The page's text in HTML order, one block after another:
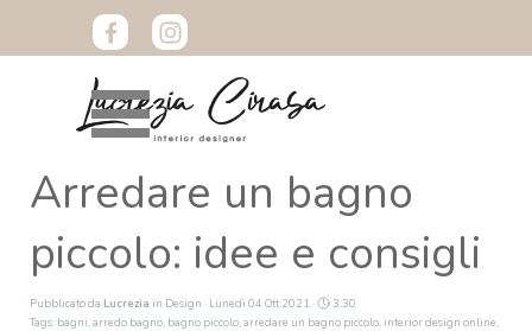
Arredare un bagno
piccolo: idee e consigli
Pubblicato da Lucrezia in Design · Lunedì 04 Ott 2021 ·
3:30
Tags: bagni,arredo bagno, bagno piccolo,arredare un bagno piccolo, interior design online,